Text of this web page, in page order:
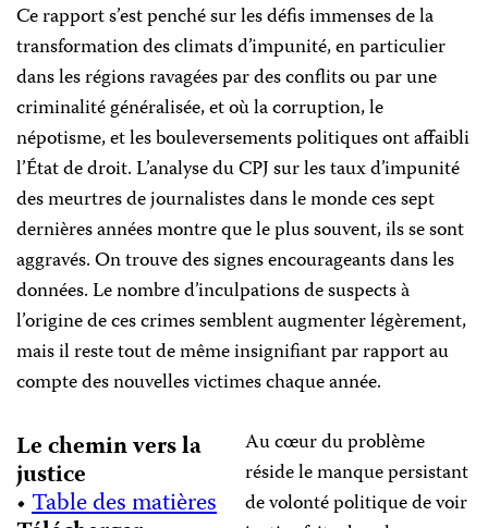
Ce rapport s’est penché sur les défis immenses de la
transformation des climats d’impunité, en particulier
dans les régions ravagées par des conflits ou par une
criminalité généralisée, et où la corruption, le
népotisme, et les bouleversements politiques ont affaibli
l’État de droit. L’analyse du CPJ sur les taux d’impunité
des meurtres de journalistes dans le monde ces sept
dernières années montre que le plus souvent, ils se sont
aggravés. On trouve des signes encourageants dans les
données. Le nombre d’inculpations de suspects à
l’origine de ces crimes semblent augmenter légèrement,
mais il reste tout de même insignifiant par rapport au
compte des nouvelles victimes chaque année.
Le chemin vers la
justice
•Table des matières
Au cœur du problème
réside le manque persistant
de volonté politique de voir